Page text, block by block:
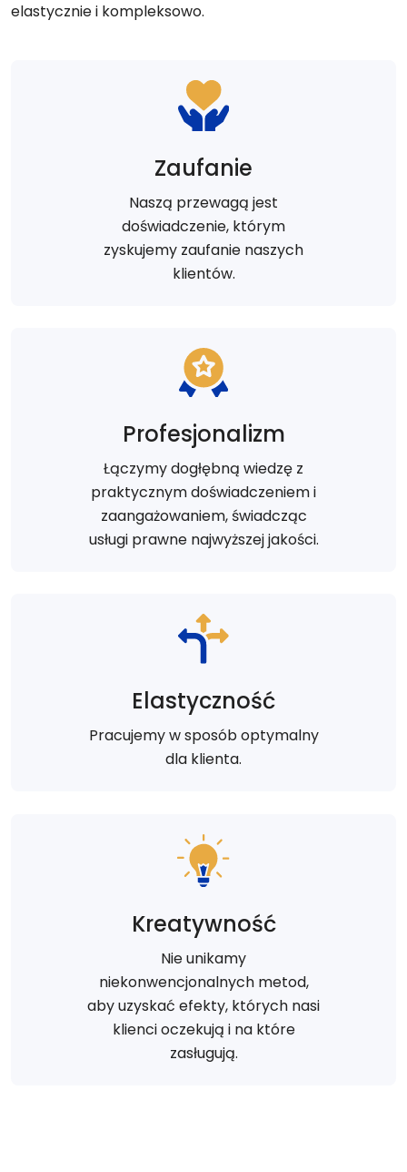
elastycznie i kompleksowo.
Zaufanie
Naszą przewagą jest
doświadczenie, którym
zyskujemy zaufanie naszych
klientów.
Profesjonalizm
Łączymy dogłębną wiedzę z
praktycznym doświadczeniem i
zaangażowaniem, świadcząc
usługi prawne najwyższej jakości.
Elastyczność
Pracujemy w sposób optymalny
dla klienta.
Kreatywność
Nie unikamy
niekonwencjonalnych metod,
aby uzyskać efekty, których nasi
klienci oczekują i na które
zasługują.